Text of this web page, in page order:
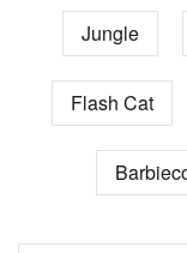
Jungle
Flash Cat